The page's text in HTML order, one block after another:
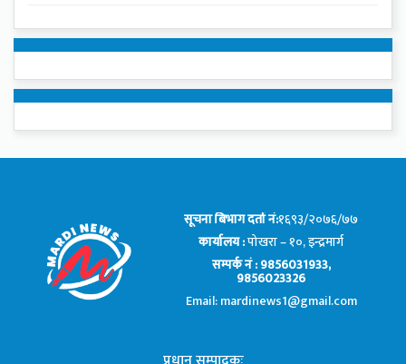
सूचना बिभाग दर्ता नं:१६९३/२०७६/७७
कार्यालय :पोखरा – १०, इन्द्रमार्ग
सम्पर्क नं : 9856031933,
9856023326
Email: mardinews1@gmail.com